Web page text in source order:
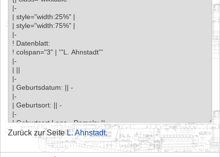
Zurück zur SeiteL. Ahnstadt.